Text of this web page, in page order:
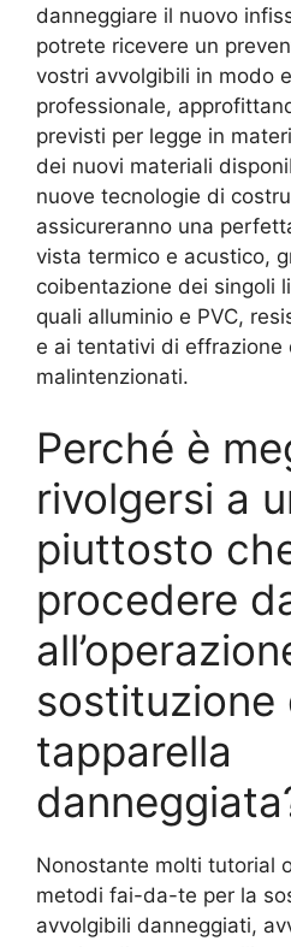
danneggiare il nuovo
potrete ricevere un
vostri avvolgibili in modo
professionale,
previsti per legge in
dei nuovi materiali
nuove tecnologie di
assicureranno una
vista termico e acustico,
coibentazione dei singoli
quali alluminio e PVC,
e ai tentativi di effrazione
malintenzionati.
Perché è
rivolgersi a
piuttosto
procedere
sostituzione
tapparella
Nonostante molti tutorial
metodi fai-da-te per la
avvolgibili danneggiati,